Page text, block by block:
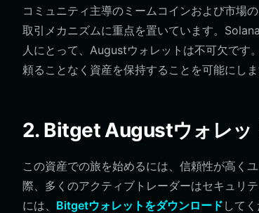
コミュニティ主導のミームコインおよび市場
取引メカニズムに重点を置いています。
人にとって、Augustウォレットは不可欠です
頼ることなく資産を保持することを可能にしま
2. Bitget Augustウォレッ
この資産での旅を始めるには、信頼性が高く
際、多くのアクティブトレーダーはセキュリ
には、 Bitgetウォレットをダウンロード して